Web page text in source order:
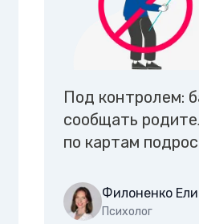
Под контролем:
сообщать
по картам
Филоненко
Психолог